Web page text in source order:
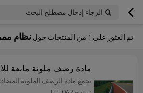
الرجاء إدخال مصطلح البحث
تم العثور على 1 من المنتجات حولنظام
مادة رصف ملونة مانعة
تجمع مادة الرصف الملونة